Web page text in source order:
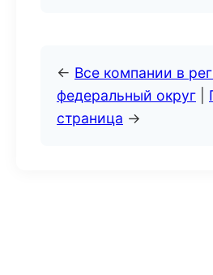
← Все компании в
федеральный округ
страница →